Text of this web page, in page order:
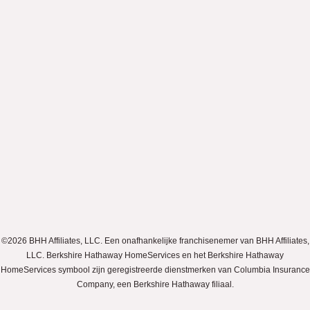
©2026 BHH Affiliates, LLC. Een onafhankelijke franchisenemer van BHH Affiliates,
LLC. Berkshire Hathaway HomeServices en het Berkshire Hathaway
HomeServices symbool zijn geregistreerde dienstmerken van Columbia Insurance
Company, een Berkshire Hathaway filiaal.